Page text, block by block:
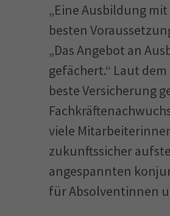
„Eine Ausbildung
besten
„Das Angebot an
gefächert.“ Laut
beste Versicherung
viele
zukunftssicher
angespannten
für Absolventinnen